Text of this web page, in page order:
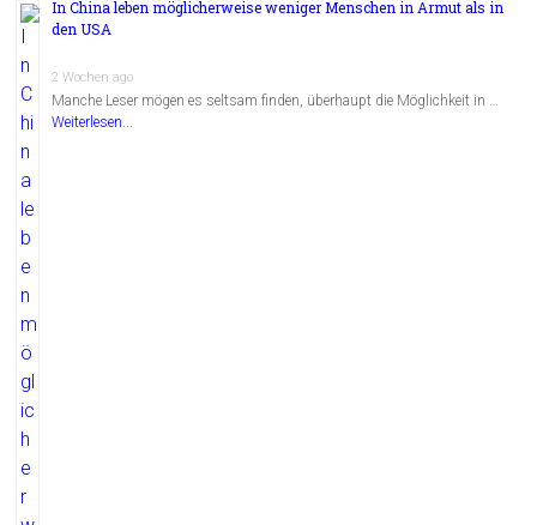
In China leben möglicherweise weniger Menschen in Armut als in
den USA
2 Wochen ago
Manche Leser mögen es seltsam finden, überhaupt die Möglichkeit in …
Weiterlesen...